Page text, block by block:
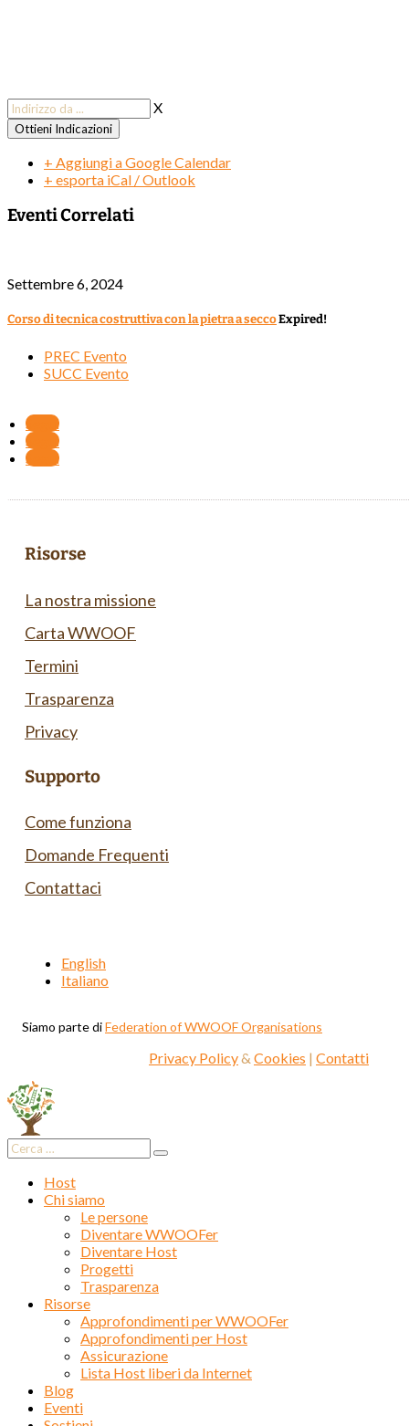
X
+ Aggiungi a Google Calendar
+ esporta iCal / Outlook
Eventi Correlati
Settembre 6, 2024
Corso di tecnica costruttiva con la pietra a seccoExpired!
PREC Evento
SUCC Evento
Segui
Segui
Segui
Risorse
La nostra missione
Carta WWOOF
Termini
Trasparenza
Privacy
Supporto
Come funziona
Domande Frequenti
Contattaci
English
Italiano
Siamo parte diFederation of WWOOF Organisations
Privacy Policy& Cookies | Contatti
Host
Chi siamo
Le persone
Diventare WWOOFer
Diventare Host
Progetti
Trasparenza
Risorse
Approfondimenti per WWOOFer
Approfondimenti per Host
Assicurazione
Lista Host liberi da Internet
Blog
Eventi